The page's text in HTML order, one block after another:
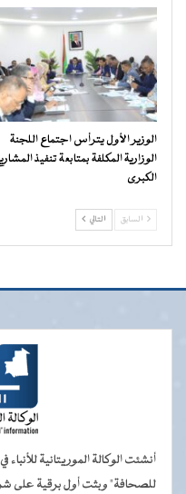
الوزير الأول يترأس اجتماع اللجنة
الوزارية المكلفة بمتابعة تنفيذ
الكبرى
السابق التالي
للصحافة" وبثت أول برقية على